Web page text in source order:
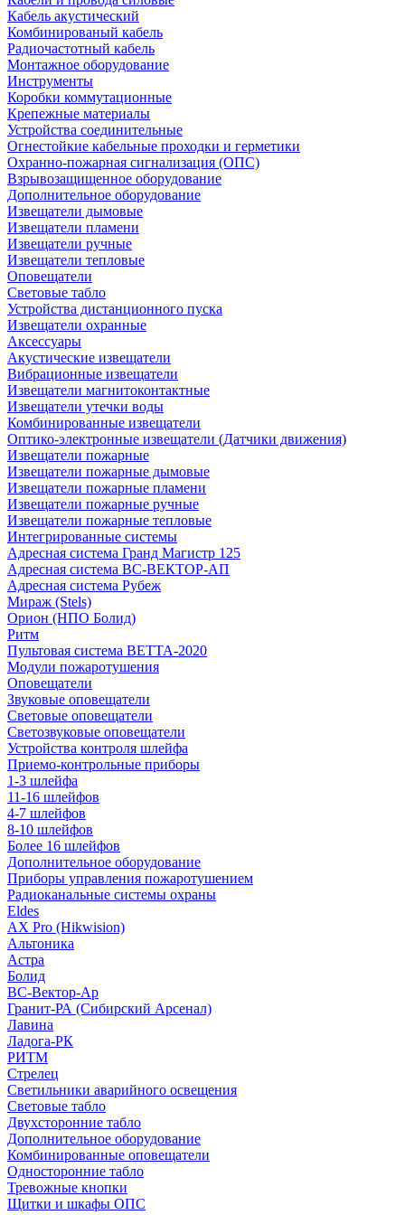
Кабель акустический
Комбинированый кабель
Радиочастотный кабель
Монтажное оборудование
Инструменты
Коробки коммутационные
Крепежные материалы
Устройства соединительные
Огнестойкие кабельные проходки и герметики
Охранно-пожарная сигнализация (ОПС)
Взрывозащищенное оборудование
Дополнительное оборудование
Извещатели дымовые
Извещатели пламени
Извещатели ручные
Извещатели тепловые
Оповещатели
Световые табло
Устройства дистанционного пуска
Извещатели охранные
Аксессуары
Акустические извещатели
Вибрационные извещатели
Извещатели магнитоконтактные
Извещатели утечки воды
Комбинированные извещатели
Оптико-электронные извещатели (Датчики движения)
Извещатели пожарные
Извещатели пожарные дымовые
Извещатели пожарные пламени
Извещатели пожарные ручные
Извещатели пожарные тепловые
Интегрированные системы
Адресная система Гранд Магистр 125
Адресная система ВС-ВЕКТОР-АП
Адресная система Рубеж
Мираж (Stels)
Орион (НПО Болид)
Ритм
Пультовая система ВЕТТА-2020
Модули пожаротушения
Оповещатели
Звуковые оповещатели
Световые оповещатели
Светозвуковые оповещатели
Устройства контроля шлейфа
Приемо-контрольные приборы
1-3 шлейфа
11-16 шлейфов
4-7 шлейфов
8-10 шлейфов
Более 16 шлейфов
Дополнительное оборудование
Приборы управления пожаротушением
Радиоканальные системы охраны
Eldes
AX Pro (Hikwision)
Альтоника
Астра
Болид
ВС-Вектор-Ар
Гранит-РА (Сибирский Арсенал)
Лавина
Ладога-РК
РИТМ
Стрелец
Светильники аварийного освещения
Световые табло
Двухсторонние табло
Дополнительное оборудование
Комбинированные оповещатели
Односторонние табло
Тревожные кнопки
Щитки и шкафы ОПС